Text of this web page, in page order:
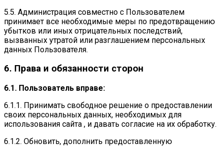
5.5. Администрация совместно с Пользователем
принимает все необходимые меры по предотвращению
убытков или иных отрицательных последствий,
вызванных утратой или разглашением персональных
данных Пользователя.
6. Права и обязанности сторон
6.1. Пользователь вправе:
6.1.1. Принимать свободное решение о предоставлении
своих персональных данных, необходимых для
использования сайта , и давать согласие на их обработку.
6.1.2. Обновить, дополнить предоставленную